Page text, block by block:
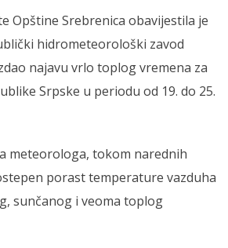
Opštine Srebrenica obavijestila je
hidrometeorološki zavod
najavu vrlo toplog vremena za
Srpske u periodu od 19. do 25.
meteorologa, tokom narednih
porast temperature vazduha
sunčanog i veoma toplog